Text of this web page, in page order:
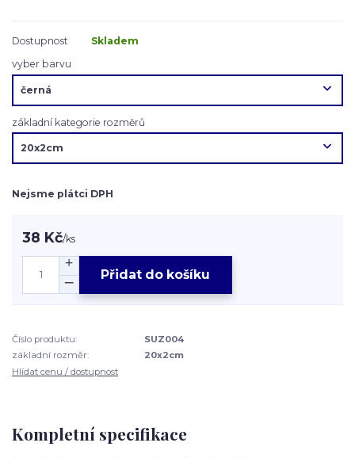
Dostupnost
Skladem
vyber barvu
základní kategorie rozměrů
Nejsme plátci DPH
38 Kč/ks
Přidat do košíku
Číslo produktu:
SUZ004
základní rozměr:
20x2cm
Hlídat cenu / dostupnost
Kompletní specifikace